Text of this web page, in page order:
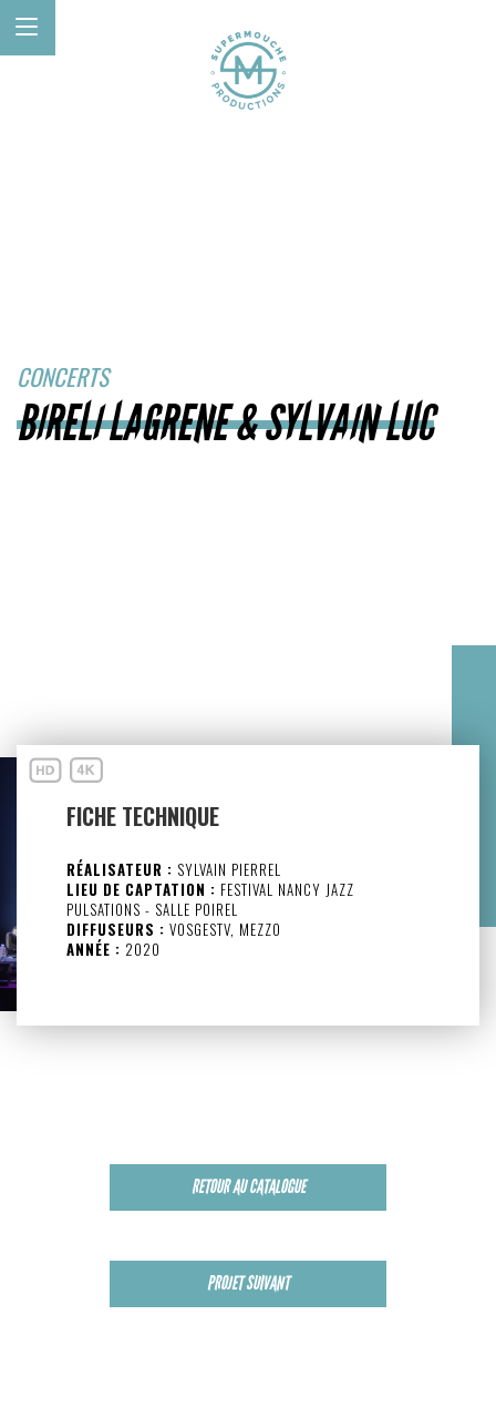
CONCERTS
BIRELI LAGRENE & SYLVAIN LUC
FICHE TECHNIQUE
RÉALISATEUR : SYLVAIN PIERREL
LIEU DE CAPTATION : FESTIVAL NANCY JAZZ
PULSATIONS - SALLE POIREL
DIFFUSEURS : VOSGESTV, MEZZO
ANNÉE : 2020
RETOUR AU CATALOGUE
PROJET SUIVANT